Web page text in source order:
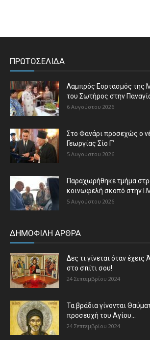
ΠΡΩΤΟΣΕΛΙΔΑ
Λαμπρός Εορτασμός
του Σωτήρος στην
6 Αυγούστου 2026
Στο Φανάρι προσεχώς ο
Γεωργίας Σίο Γ’
5 Αυγούστου 2026
Παραχωρήθηκε τμήμα
κοινωφελή σκοπό στην
5 Αυγούστου 2026
ΔΗΜΟΦΙΛΗ ΑΡΘΡΑ
Δες τι γίνεται όταν έχεις
στο σπίτι σου!
24 Σεπτεμβρίου 2024
Τα βράδια γίνονται
προσευχή του Αγίου...
24 Σεπτεμβρίου 2024